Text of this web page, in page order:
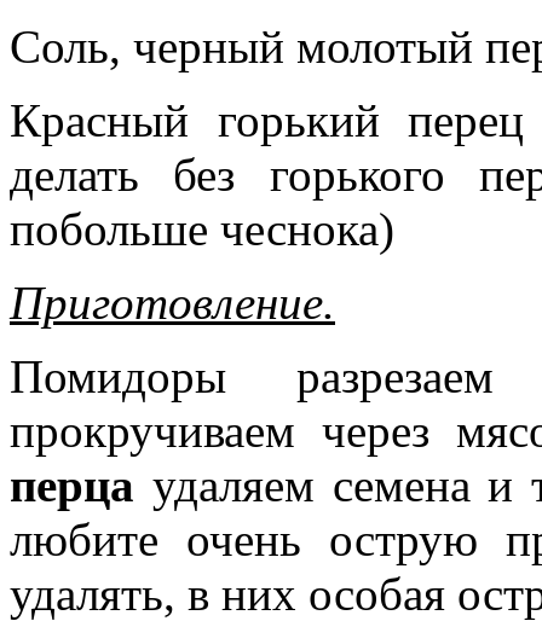
Соль, черный молотый
Красный горький
делать без горького
побольше чеснока)
Приготовление.
Помидоры
прокручиваем через
перца удаляем семена и
любите очень острую
удалять, в них особая